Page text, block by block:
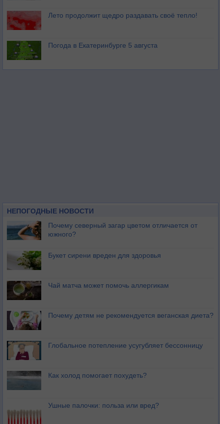
Лето продолжит щедро раздавать своё тепло!
Погода в Екатеринбурге 5 августа
НЕПОГОДНЫЕ НОВОСТИ
Почему северный загар цветом отличается от
южного?
Букет сирени вреден для здоровья
Чай матча может помочь аллергикам
Почему детям не рекомендуется веганская диета?
Глобальное потепление усугубляет бессонницу
Как холод помогает похудеть?
Ушные палочки: польза или вред?